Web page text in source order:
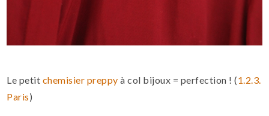
Le petit chemisier preppy à col bijoux = perfection ! (1.2.3.
Paris)